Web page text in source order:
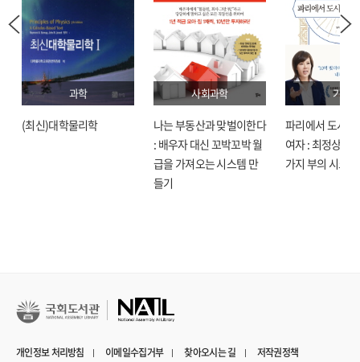
과학
(최신)대학물리학
사회과학
나는 부동산과 맞벌이한다
: 배우자 대신 꼬박꼬박 월
급을 가져오는 시스템 만
들기
기술
파리에서 도시락
여자 : 최정상으
가지 부의 시크릿
개인정보 처리방침 이메일수집거부 찾아오시는 길 저작권정책